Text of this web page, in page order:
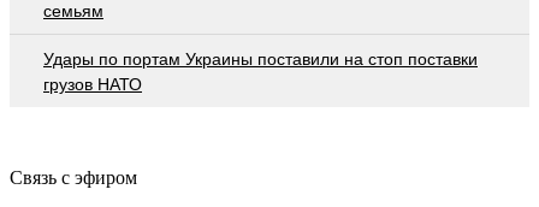
семьям
Удары по портам Украины поставили на стоп поставки
грузов НАТО
Связь с эфиром